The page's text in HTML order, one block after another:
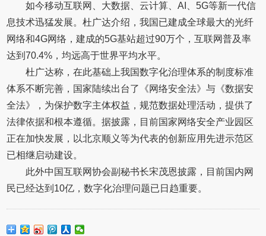
如今移动互联网、大数据、云计算、AI、5G等新一代信
息技术迅猛发展。杜广达介绍，我国已建成全球最大的光纤
网络和4G网络，建成的5G基站超过90万个，互联网普及率
达到70.4%，均远高于世界平均水平。
杜广达称，在此基础上我国数字化治理体系的制度标准
体系不断完善，国家陆续出台了《网络安全法》与《数据安
全法》，为保护数字主体权益，规范数据处理活动，提供了
法律依据和根本遵循。据披露，目前国家网络安全产业园区
正在加快发展，以北京顺义等为代表的创新应用先进示范区
已相继启动建设。
此外中国互联网协会副秘书长宋茂恩披露，目前国内网
民已经达到10亿，数字化治理问题已日趋重要。